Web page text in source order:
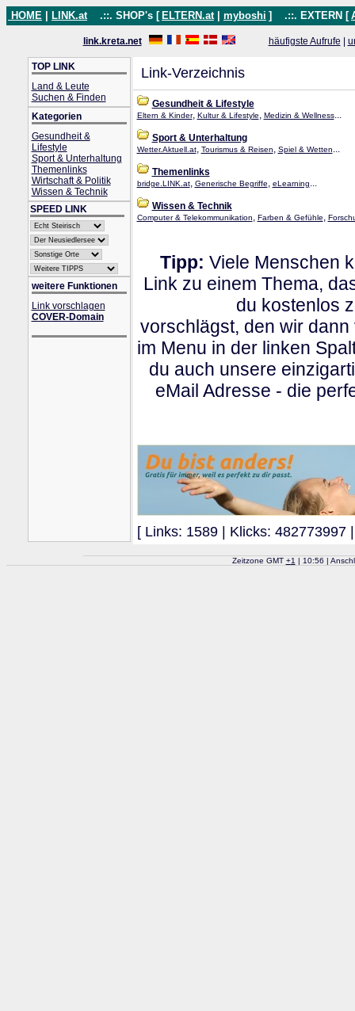
HOME LINK.at .::. SHOP's [ ELTERN.at myboshi ] .::. EXTERN [
link.kreta.net häufigste Aufrufe
TOP LINK
Land & Leute
Suchen & Finden
Kategorien
Gesundheit &
Lifestyle
Sport & Unterhaltung
Themenlinks
Wirtschaft & Politik
Wissen & Technik
SPEED LINK
weitere Funktionen
Link vorschlagen
COVER-Domain
Link-Verzeichnis
Gesundheit & Lifestyle
Eltern & Kinder, Kultur & Lifestyle, Medizin & Wellness...
Sport & Unterhaltung
Wetter.Aktuell.at, Tourismus & Reisen, Spiel & Wetten...
Themenlinks
bridge.LINK.at, Generische Begriffe, eLearning...
Wissen & Technik
Computer & Telekommunikation, Farben & Gefühle,
Tipp: Viele Menschen
Link zu einem Thema,
du kostenlos
vorschlägst, den wir
im Menu in der linken
du auch unsere
eMail Adresse - die
[ Links: 1589 | Klicks: 482773997
Zeitzone GMT +1 | 10:56 |